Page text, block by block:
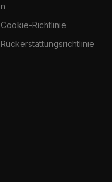
n
Cookie-Richtlinie
Rückerstattungsrichtlinie